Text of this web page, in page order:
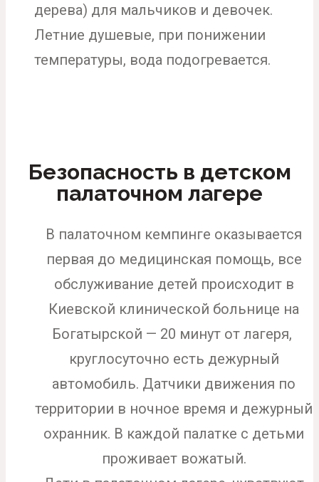
дерева) для мальчиков и девочек.
Летние душевые, при понижении
температуры, вода подогревается.
Безопасность в детском
палаточном лагере
В палаточном кемпинге оказывается
первая до медицинская помощь, все
обслуживание детей происходит в
Киевской клинической больнице на
Богатырской — 20 минут от лагеря,
круглосуточно есть дежурный
автомобиль. Датчики движения по
территории в ночное время и дежурный
охранник. В каждой палатке с детьми
проживает вожатый.